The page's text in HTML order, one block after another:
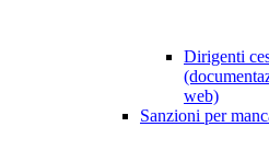
Dirigenti
web)
Sanzioni per